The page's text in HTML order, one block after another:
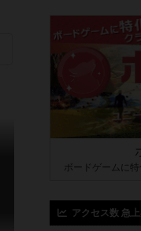
ボードゲームに
アクセス数 急